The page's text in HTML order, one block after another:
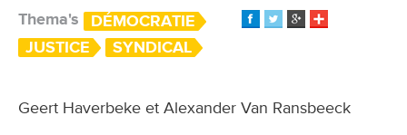
Thema's
DÉMOCRATIE
JUSTICE
SYNDICAL
Geert Haverbeke et Alexander Van Ransbeeck